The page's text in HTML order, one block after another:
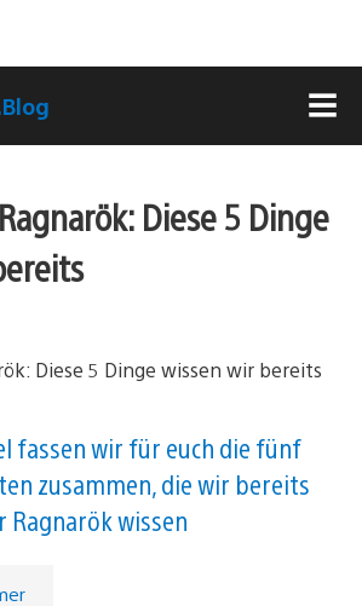
Diese 5 Dinge
fassen wir für euch die fünf
zusammen, die wir bereits
Ragnarök wissen